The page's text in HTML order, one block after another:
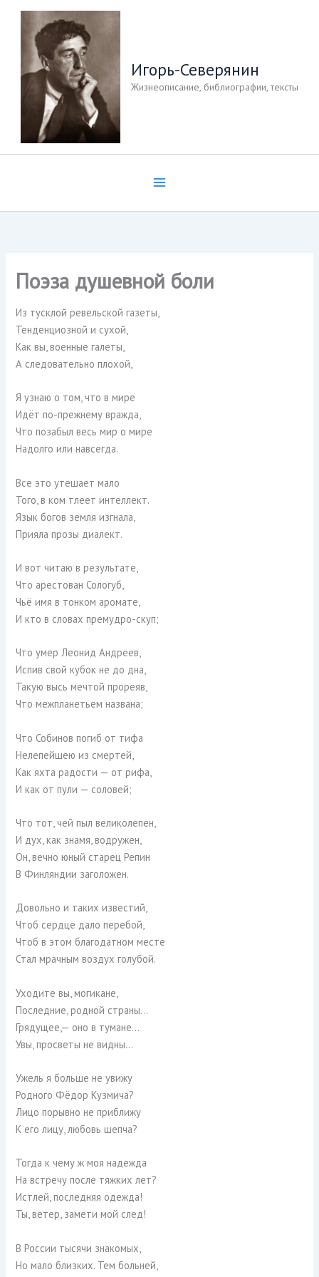
Перейти
содержимому
Игорь-Северянин
Жизнеописание, библиографии, тексты
Поэза душевной боли
Из тусклой ревельской газеты,
Тенденциозной и сухой,
Как вы, военные галеты,
А следовательно плохой,
Я узнаю о том, что в мире
Идёт по-прежнему вражда,
Что позабыл весь мир о мире
Надолго или навсегда.
Все это утешает мало
Того, в ком тлеет интеллект.
Язык богов земля изгнала,
Прияла прозы диалект.
И вот читаю в результате,
Что арестован Сологуб,
Чьё имя в тонком аромате,
И кто в словах премудро-скуп;
Что умер Леонид Андреев,
Испив свой кубок не до дна,
Такую высь мечтой прореяв,
Что межпланетьем названа;
Что Собинов погиб от тифа
Нелепейшею из смертей,
Как яхта радости — от рифа,
И как от пули — соловей;
Что тот, чей пыл великолепен,
И дух, как знамя, водружен,
Он, вечно юный старец Репин
В Финляндии заголожен.
Довольно и таких известий,
Чтоб сердце дало перебой,
Чтоб в этом благодатном месте
Стал мрачным воздух голубой.
Уходите вы, могикане,
Последние, родной страны…
Грядущее,— оно в тумане…
Увы, просветы не видны…
Ужель я больше не увижу
Родного Фёдор Кузмича?
Лицо порывно не приближу
К его лицу, любовь шепча?
Тогда к чему ж моя надежда
На встречу после тяжких лет?
Истлей, последняя одежда!
Ты, ветер, замети мой след!
В России тысячи знакомых,
Но мало близких. Тем больней,